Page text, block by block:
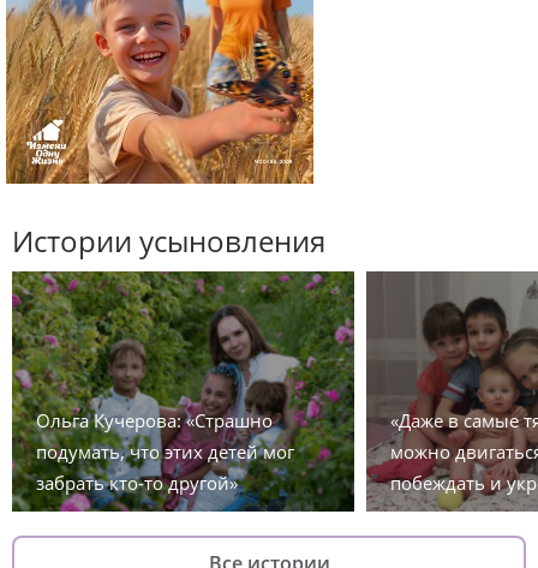
Истории усыновления
Ольга Кучерова: «Страшно
подумать, что этих детей мог
забрать кто-то другой»
«Даже в самые
можно
побеждать и